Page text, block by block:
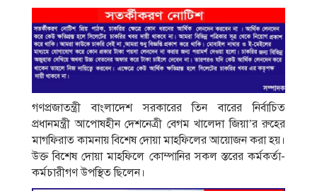
গণপ্রজাতন্ত্রী বাংলাদেশ সরকারের তিন বারের নির্বাচিত
প্রধানমন্ত্রী আপোষহীন দেশনেত্রী বেগম খালেদা জিয়া’র রুহের
মাগফিরাত কামনায় বিশেষ দোয়া মাহফিলের আয়োজন করা হয়।
উক্ত বিশেষ দোয়া মাহফিলে কোম্পানির সকল স্তরের কর্মকর্তা-
কর্মচারীগণ উপস্থিত ছিলেন।